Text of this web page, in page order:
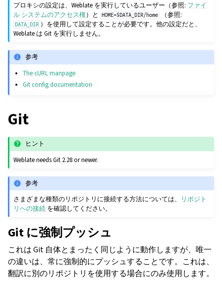
プロキシの設定は、Weblate を実行しているユーザー（参照: ファイ
ル システムのアクセス権）と HOME=$DATA_DIR/home （参照:
DATA_DIR ）を使用して設定することが必要です。他の設定だと、
Weblate は Git を実行しません。
参考
The cURL manpage
Git config documentation
Git
ヒント
Weblate needs Git 2.28 or newer.
参考
さまざまな種類のリポジトリに接続する方法については、
リポジト
リへの接続 を確認してください。
Git に強制プッシュ
これは Git 自体とまったく同じように動作しますが、唯一
の違いは、常に強制的にプッシュすることです。これは、
翻訳に別のリポジトリを使用する場合にのみ使用します。